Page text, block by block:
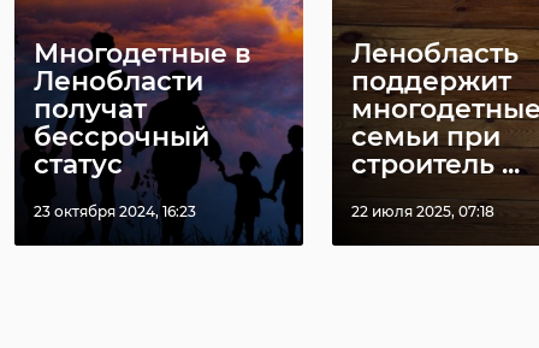
Многодетные в
Ленобласти
получат
бессрочный
статус
23 октября 2024, 16:23
Ленобласть
поддержит
семьи при
строитель ...
22 июля 2025, 07:18